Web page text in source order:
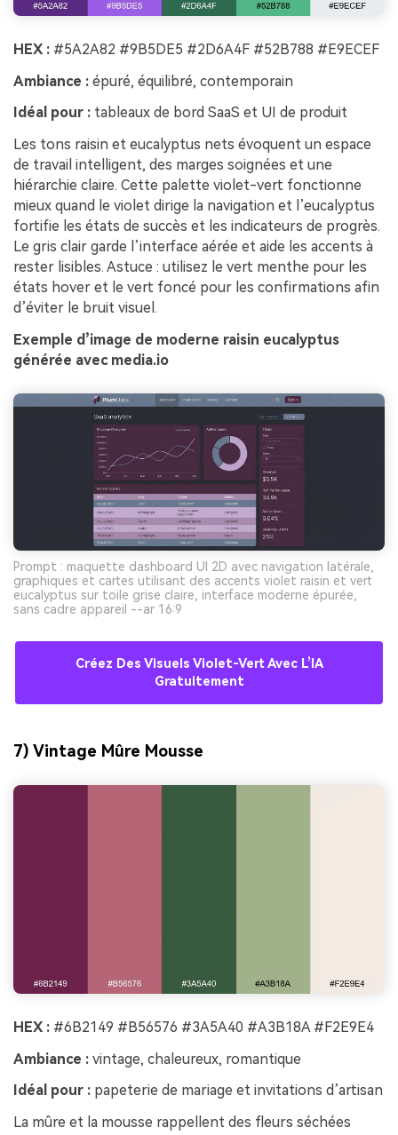
HEX : #5A2A82 #9B5DE5 #2D6A4F #52B788 #E9ECEF
Ambiance : épuré, équilibré, contemporain
Idéal pour : tableaux de bord SaaS et UI de produit
Les tons raisin et eucalyptus nets évoquent un espace
de travail intelligent, des marges soignées et une
hiérarchie claire. Cette palette violet-vert fonctionne
mieux quand le violet dirige la navigation et l’eucalyptus
fortifie les états de succès et les indicateurs de progrès.
Le gris clair garde l’interface aérée et aide les accents à
rester lisibles. Astuce : utilisez le vert menthe pour les
états hover et le vert foncé pour les confirmations afin
d’éviter le bruit visuel.
Exemple d’image de moderne raisin eucalyptus
générée avec media.io
Prompt : maquette dashboard UI 2D avec navigation latérale,
graphiques et cartes utilisant des accents violet raisin et vert
eucalyptus sur toile grise claire, interface moderne épurée,
sans cadre appareil --ar 16:9
Créez Des Visuels Violet-Vert Avec L’IA
Gratuitement
7) Vintage Mûre Mousse
HEX : #6B2149 #B56576 #3A5A40 #A3B18A #F2E9E4
Ambiance : vintage, chaleureux, romantique
Idéal pour : papeterie de mariage et invitations d’artisan
La mûre et la mousse rappellent des fleurs séchées